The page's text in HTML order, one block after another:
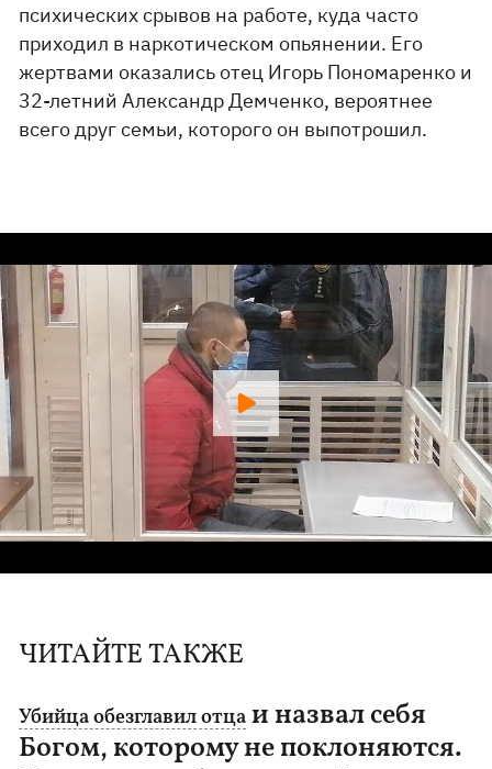
психических срывов на работе, куда часто
приходил в наркотическом опьянении. Его
жертвами оказались отец Игорь Пономаренко и
32-летний Александр Демченко, вероятнее
всего друг семьи, которого он выпотрошил.
ЧИТАЙТЕ ТАКЖЕ
Убийца обезглавил отца и назвал себя
Богом, которому не поклоняются.